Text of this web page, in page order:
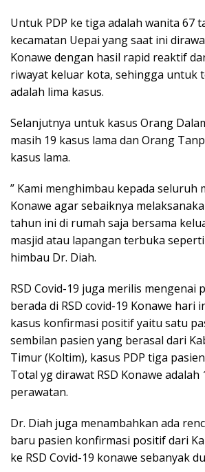
Untuk PDP ke tiga adalah wanita 67
kecamatan Uepai yang saat ini
Konawe dengan hasil rapid reaktif
riwayat keluar kota, sehingga untuk
adalah lima kasus.
Selanjutnya untuk kasus Orang
masih 19 kasus lama dan Orang
kasus lama.
” Kami menghimbau kepada seluruh
Konawe agar sebaiknya
tahun ini di rumah saja bersama
masjid atau lapangan terbuka seperti
himbau Dr. Diah.
RSD Covid-19 juga merilis mengenai
berada di RSD covid-19 Konawe hari
kasus konfirmasi positif yaitu satu
sembilan pasien yang berasal dari
Timur (Koltim), kasus PDP tiga
Total yg dirawat RSD Konawe adalah
perawatan.
Dr. Diah juga menambahkan ada
baru pasien konfirmasi positif dari
ke RSD Covid-19 konawe sebanyak